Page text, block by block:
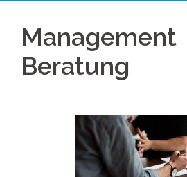
Management
Beratung